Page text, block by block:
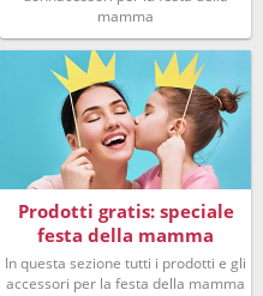
mamma
Prodotti gratis: speciale
festa della mamma
In questa sezione tutti i prodotti e gli
accessori per la festa della mamma